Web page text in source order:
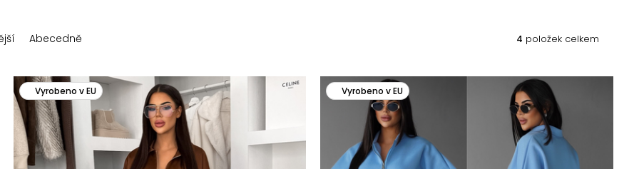
Abecedně 4 položek celkem
Vyrobeno v EU Vyrobeno v EU